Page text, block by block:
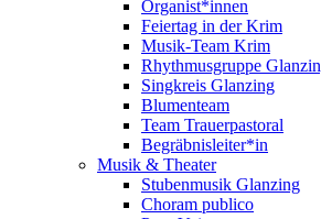
Organist*innen
Feiertag in der Krim
Musik-Team Krim
Rhythmusgruppe
Singkreis Glanzing
Blumenteam
Team Trauerpastoral
Begräbnisleiter*in
Musik & Theater
Stubenmusik Glanzing
Choram publico